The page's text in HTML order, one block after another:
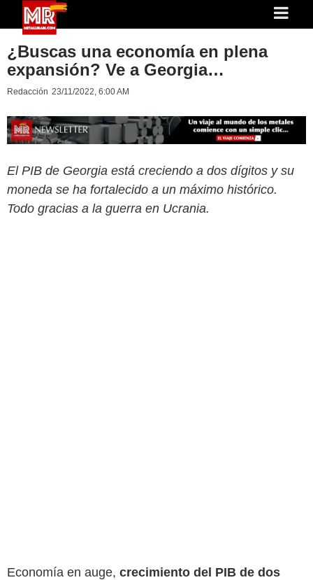
¿Buscas una economía en plena
expansión? Ve a Georgia…
Redacción 23/11/2022, 6:00 AM
El PIB de Georgia está creciendo a dos dígitos y su
moneda se ha fortalecido a un máximo histórico.
Todo gracias a la guerra en Ucrania.
Economía en auge, crecimiento del PIB de dos